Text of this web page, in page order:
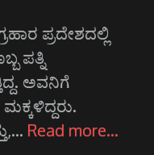
ಪ್ರದೇಶದಲ್ಲಿ
ಪತ್ನಿ
ಅವನಿಗೆ
Read more…